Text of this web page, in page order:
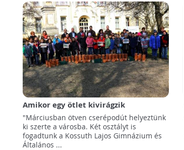
Amikor egy ötlet kivirágzik
"Márciusban ötven cserépodút helyeztünk
ki szerte a városba. Két osztályt is
fogadtunk a Kossuth Lajos Gimnázium és
Általános ...